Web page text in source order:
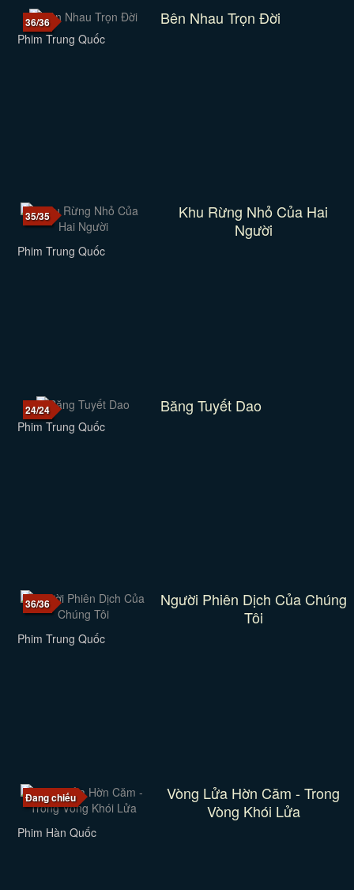
36/36 Bên Nhau Trọn Đời
Phim Trung Quốc
35/35
Khu Rừng Nhỏ Của Hai
Người
Phim Trung Quốc
24/24 Băng Tuyết Dao
Phim Trung Quốc
36/36
Người Phiên Dịch Của Chúng
Tôi
Phim Trung Quốc
Đang chiếu
Vòng Lửa Hờn Căm - Trong
Vòng Khói Lửa
Phim Hàn Quốc